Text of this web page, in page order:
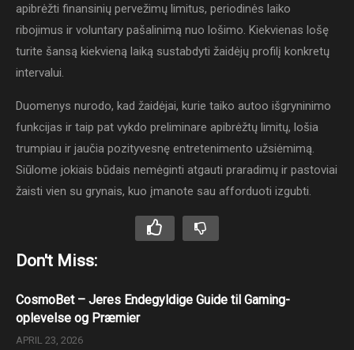
apibrėžti finansinių pervežimų limitus, periodinės laiko
ribojimus ir voluntary pašalinimą nuo lošimo. Kiekvienas lošę
turite šansą kiekvieną laiką sustabdyti žaidėjų profilį konkretų
intervalui.
Duomenys nurodo, kad žaidėjai, kurie taiko autoo išgryninimo
funkcijas ir taip pat vykdo preliminare apibrėžtų limitų, lošia
trumpiau ir jaučia pozityvesnę entretenimento užsiėmimą.
Siūlome jokiais būdais nemėginti atgauti praradimų ir pastoviai
žaisti vien su grynais, kuo įmanote sau afforduoti izgubti.
Don't Miss:
CosmoBet – Jeres Endegyldige Guide til Gaming-
oplevelse og Præmier
APRIL 23, 2026